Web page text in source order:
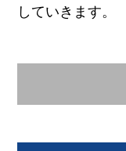
していきます。